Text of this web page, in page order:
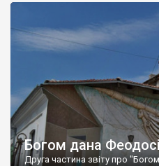
Богом дана
Друга частина звіту про